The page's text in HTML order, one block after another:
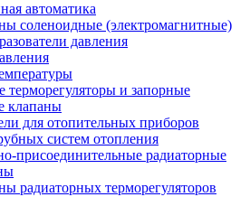
автоматика
соленоидные (электромагнитные)
давления
терморегуляторы и запорные
клапаны
для отопительных приборов
систем отопления
присоединительные радиаторные
радиаторных терморегуляторов